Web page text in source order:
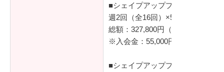
■シェイプアッププログラム（基
週2回（全16回）×50分/レッスン
総額：327,800円（税込）
※入会金：55,000円（税込）
■シェイプアッププログラム プラ